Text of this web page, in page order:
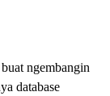
ngembangin
database